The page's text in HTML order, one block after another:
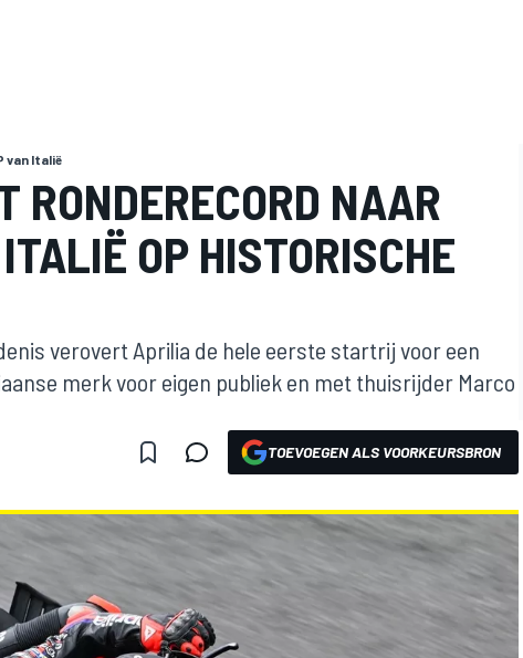
van Italië
RONDERECORD NAAR
OP HISTORISCHE
verovert Aprilia de hele eerste startrij voor een
merk voor eigen publiek en met thuisrijder Marco
TOEVOEGEN ALS VOORKEURSBRON